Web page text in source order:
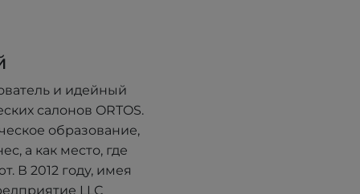
и идейный
салонов ORTOS.
образование,
а как место, где
В 2012 году, имея
LLC